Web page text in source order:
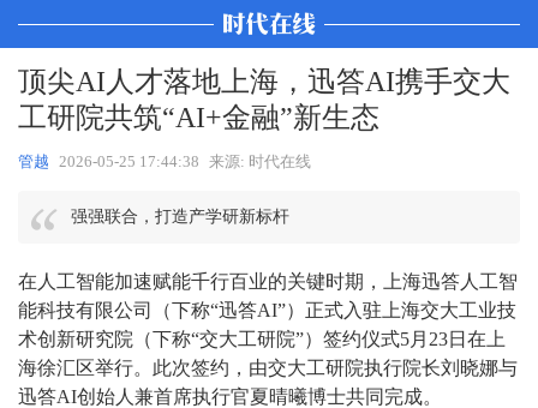
顶尖AI人才落地上海，迅答AI携手交大
工研院共筑“AI+金融”新生态
管越 2026-05-25 17:44:38 来源: 时代在线
强强联合，打造产学研新标杆
在人工智能加速赋能千行百业的关键时期，上海迅答人工智
能科技有限公司（下称“迅答AI”）正式入驻上海交大工业技
术创新研究院（下称“交大工研院”）签约仪式5月23日在上
海徐汇区举行。此次签约，由交大工研院执行院长刘晓娜与
迅答AI创始人兼首席执行官夏晴曦博士共同完成。